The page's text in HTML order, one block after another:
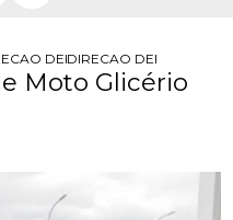
DEFENSIVA CORRETIVA
DIRECAO DEFENSIVA
Moto Glicério